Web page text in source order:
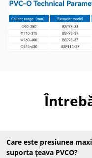
Care este presiunea
suporta țeava PVCO?